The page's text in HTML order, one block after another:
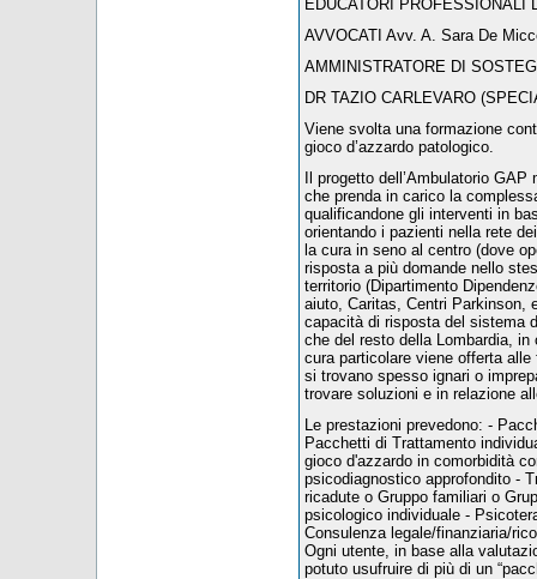
EDUCATORI PROFESSIONALI
AVVOCATI Avv. A. Sara De
AMMINISTRATORE DI
DR TAZIO CARLEVARO
Viene svolta una formazione
gioco d’azzardo patologico.
Il progetto dell’Ambulatorio
che prenda in carico la
qualificandone gli interventi in
orientando i pazienti nella rete
la cura in seno al centro (dove
risposta a più domande nello
territorio (Dipartimento
aiuto, Caritas, Centri Parkinson,
capacità di risposta del sistema
che del resto della Lombardia,
cura particolare viene offerta
si trovano spesso ignari o
trovare soluzioni e in relazione
Le prestazioni prevedono: -
Pacchetti di Trattamento
gioco d'azzardo in comorbidità
psicodiagnostico approfondito -
ricadute o Gruppo familiari o
psicologico individuale -
Consulenza legale/finanziaria/
Ogni utente, in base alla
potuto usufruire di più di un